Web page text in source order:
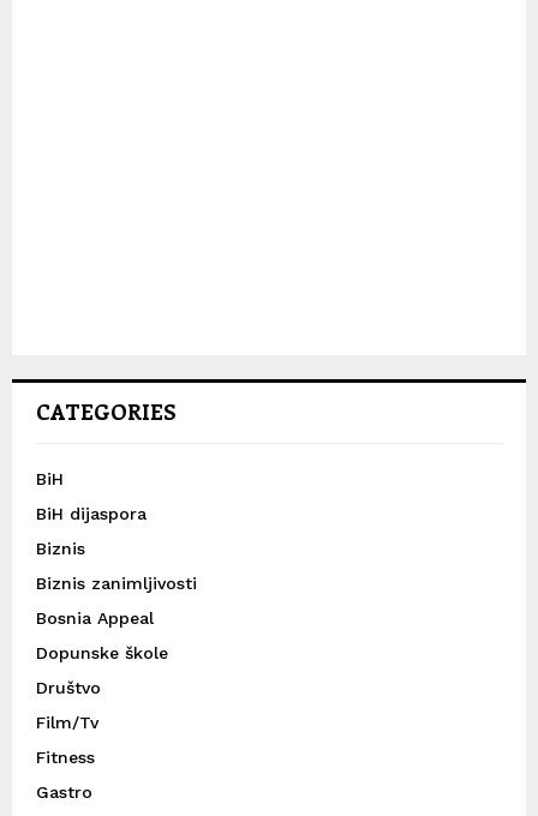
CATEGORIES
BiH
BiH dijaspora
Biznis
Biznis zanimljivosti
Bosnia Appeal
Dopunske škole
Društvo
Film/Tv
Fitness
Gastro